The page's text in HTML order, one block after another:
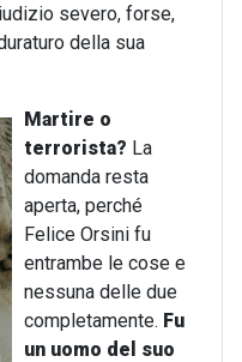
severo, forse,
della sua
Martire o
terrorista? La
domanda resta
aperta, perché
Felice Orsini fu
entrambe le cose e
nessuna delle due
completamente. Fu
un uomo del suo